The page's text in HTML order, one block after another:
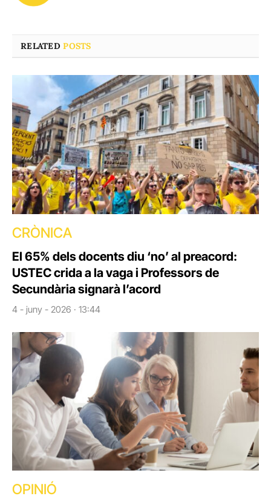
RELATEDPOSTS
CRÒNICA
El 65% dels docents diu ‘no’ al preacord:
USTEC crida a la vaga i Professors de
Secundària signarà l’acord
4 - juny - 2026 · 13:44
OPINIÓ